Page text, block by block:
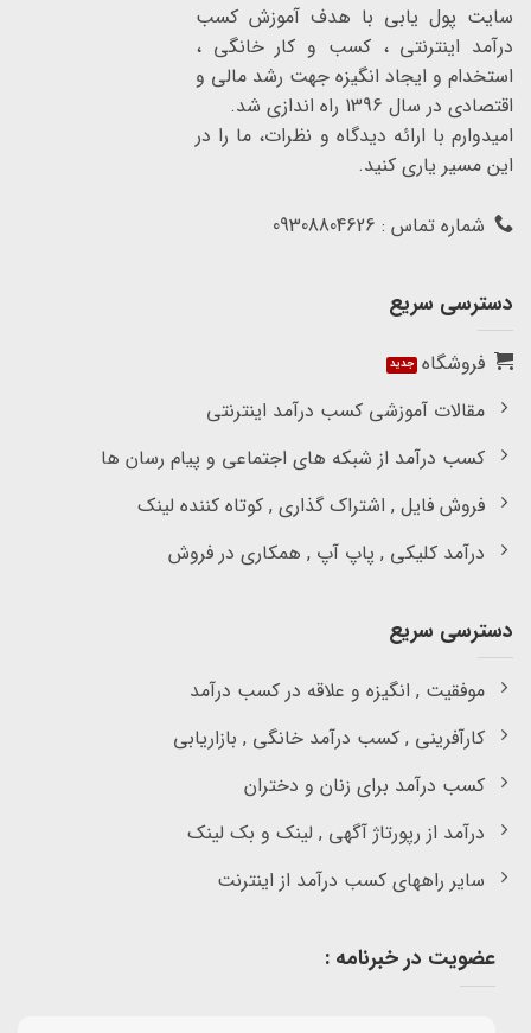
سایت پول یابی با هدف آموزش کسب
درآمد اینترنتی ، کسب و کار خانگی ،
استخدام و ایجاد انگیزه جهت رشد مالی و
اقتصادی در سال 1396 راه اندازی شد.
امیدوارم با ارائه دیدگاه و نظرات، ما را در
این مسیر یاری کنید.
شماره تماس : 09308804626
دسترسی سریع
فروشگاه
مقالات آموزشی کسب درآمد اینترنتی
کسب درآمد از شبکه های اجتماعی و پیام رسان ها
فروش فایل , اشتراک گذاری , کوتاه کننده لینک
درآمد کلیکی , پاپ آپ , همکاری در فروش
دسترسی سریع
موفقیت , انگیزه و علاقه در کسب درآمد
کارآفرینی , کسب درآمد خانگی , بازاریابی
کسب درآمد برای زنان و دختران
درآمد از رپورتاژ آگهی , لینک و بک لینک
سایر راههای کسب درآمد از اینترنت
عضویت در خبرنامه :